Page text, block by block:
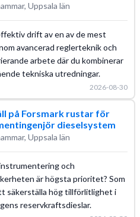
Uppsala län
drift av en av de mest
avancerad reglerteknik och
arbete där du kombinerar
tekniska utredningar.
2026-08-30
på Forsmark rustar för
dieselsystem
Uppsala län
och
är högsta prioritet? Som
säkerställa hög tillförlitlighet i
reservkraftsdieslar.